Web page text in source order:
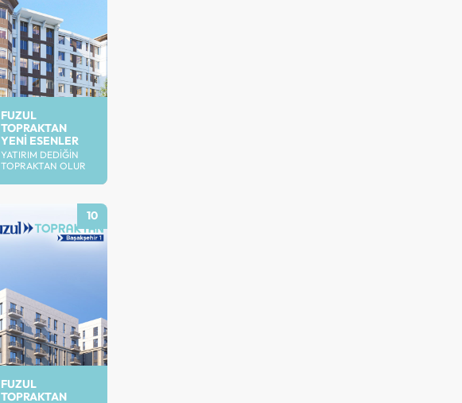
FUZUL
TOPRAKTAN
YENI ESENLER
YATIRIM DEDIĞIN
TOPRAKTAN OLUR
10
FUZUL
TOPRAKTAN